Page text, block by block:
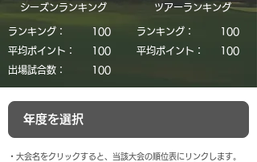
シーズンランキング
ランキング：
​100
平均ポイント：
​100
​出場試合数：
​100
​ツアーランキング
ランキング：
​100
平均ポイント：
​100
​・大会名をクリックすると、当該大会の順位表にリンクします。